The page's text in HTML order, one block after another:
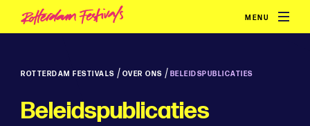
MENU
ROTTERDAM FESTIVALS / OVER ONS / BELEIDSPUBLICATIES
Beleidspublicaties